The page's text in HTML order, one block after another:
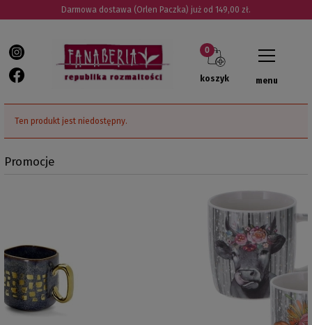
Darmowa dostawa (Orlen Paczka) już od 149,00 zł.
koszyk menu
Ten produkt jest niedostępny.
Promocje